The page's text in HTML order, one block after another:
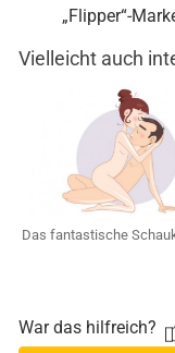
„Flipper“-
Vielleicht auch
Das fantastische
War das hilfreich?